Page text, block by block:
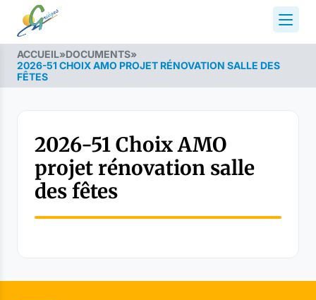
ACCUEIL»DOCUMENTS»
2026-51 CHOIX AMO PROJET RÉNOVATION SALLE DES
FÊTES
2026-51 Choix AMO
projet rénovation salle
des fêtes